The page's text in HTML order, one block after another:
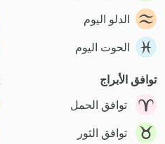
الدلو اليوم
الحوت اليوم
توافق الأبراج
توافق الحمل
توافق الثور